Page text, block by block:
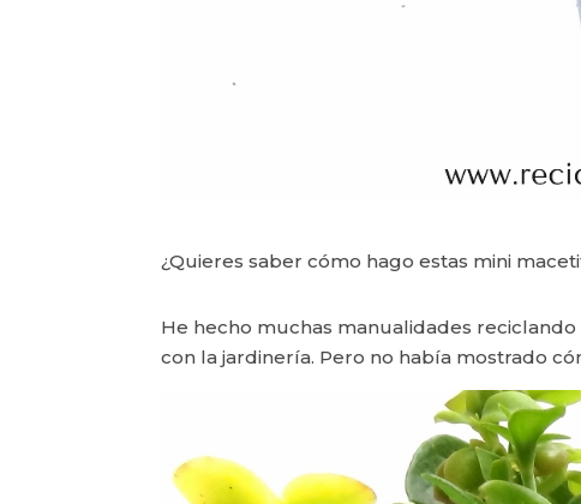
¿Quieres saber cómo hago estas mini
He hecho muchas manualidades
con la jardinería. Pero no había mostrado